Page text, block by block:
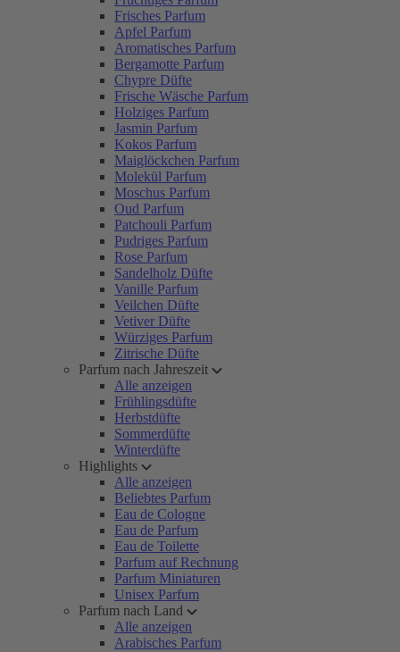
Frisches Parfum
Apfel Parfum
Aromatisches Parfum
Bergamotte Parfum
Chypre Düfte
Frische Wäsche Parfum
Holziges Parfum
Jasmin Parfum
Kokos Parfum
Maiglöckchen Parfum
Molekül Parfum
Moschus Parfum
Oud Parfum
Patchouli Parfum
Pudriges Parfum
Rose Parfum
Sandelholz Düfte
Vanille Parfum
Veilchen Düfte
Vetiver Düfte
Würziges Parfum
Zitrische Düfte
Parfum nach Jahreszeit
Alle anzeigen
Frühlingsdüfte
Herbstdüfte
Sommerdüfte
Winterdüfte
Highlights
Alle anzeigen
Beliebtes Parfum
Eau de Cologne
Eau de Parfum
Eau de Toilette
Parfum auf Rechnung
Parfum Miniaturen
Unisex Parfum
Parfum nach Land
Alle anzeigen
Arabisches Parfum